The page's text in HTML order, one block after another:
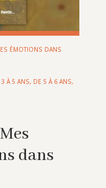
ÉMOTIONS DANS
3 À 5 ANS, DE 5 À 6 ANS,
dans